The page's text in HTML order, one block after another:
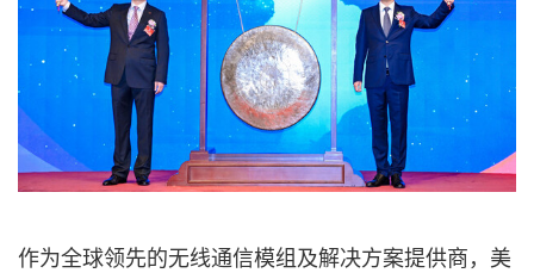
作为全球领先的无线通信模组及解决方案提供商，美